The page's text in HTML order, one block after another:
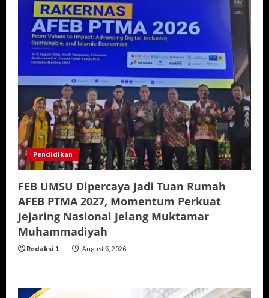
Pendidikan
FEB UMSU Dipercaya Jadi Tuan Rumah
AFEB PTMA 2027, Momentum Perkuat
Jejaring Nasional Jelang Muktamar
Muhammadiyah
Redaksi 1 August 6, 2026